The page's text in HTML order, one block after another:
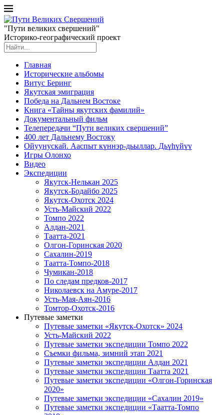
"Пути великих свершений"
Историко-географический проект
Главная
Исторические альбомы
Витус Беринг
Якутская эмиграция
Победа на Дальнем Востоке
Книга «Тайны якутских фамилий»
Документальный фильм
Телепередачи “Пути великих свершений”
400 лет Дальнему Востоку
Ойуунускай. Ааспыт күннэр-дьыллар. Дьүһүйүү
Игры Олонхо
Видео
Экспедиции
Якутск-Нелькан 2025
Якутск-Бодайбо 2025
Якутск-Охотск 2024
Усть-Майский 2022
Томпо 2022
Алдан-2021
Таатта-2021
Олгон-Горинская 2020
Сахалин-2019
Таатта-Томпо-2018
Чумикан-2018
По следам предков-2017
Николаевск на Амуре-2017
Усть-Мая-Аян-2016
Томтор-Охотск-2016
Путевые заметки
Путевые заметки «Якутск-Охотск» 2024
Усть-Майский 2022
Путевые заметки экспедиции Томпо 2022
Съемки фильма, зимний этап 2021
Путевые заметки экспедиции Алдан 2021
Путевые заметки экспедиции Таатта 2021
Путевые заметки экспедиции «Олгон-Горинская
2020»
Путевые заметки экспедиции «Сахалин 2019»
Путевые заметки экспедиции «Таатта-Томпо